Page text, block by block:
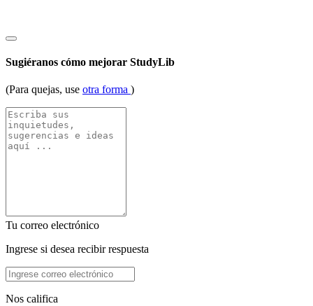
Sugiéranos cómo mejorar StudyLib
(Para quejas, use otra forma )
Tu correo electrónico
Ingrese si desea recibir respuesta
Nos califica